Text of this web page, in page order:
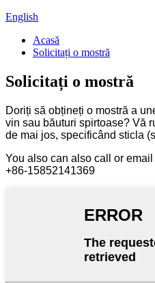
English
Acasă
Solicitați o mostră
Solicitați o mostră
Doriți să obțineți o mostră a
vin sau băuturi spirtoase? Vă
de mai jos, specificând sticla
You also can also call or
+86-15852141369